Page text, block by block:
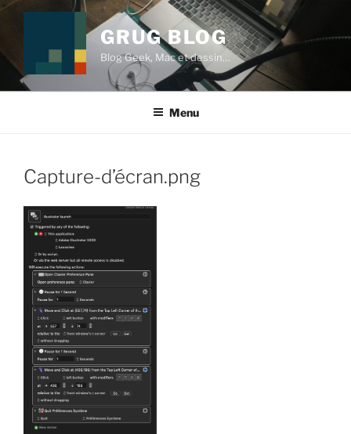
Aller
principal
GRUG BLOG
Blog Geek, Mac et dessin…
Menu
Capture-d’écran.png